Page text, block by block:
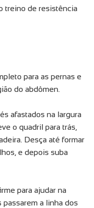
treino de resistência
para as pernas e
do abdômen.
afastados na largura
o quadril para trás,
Desça até formar
e depois suba
para ajudar na
a linha dos